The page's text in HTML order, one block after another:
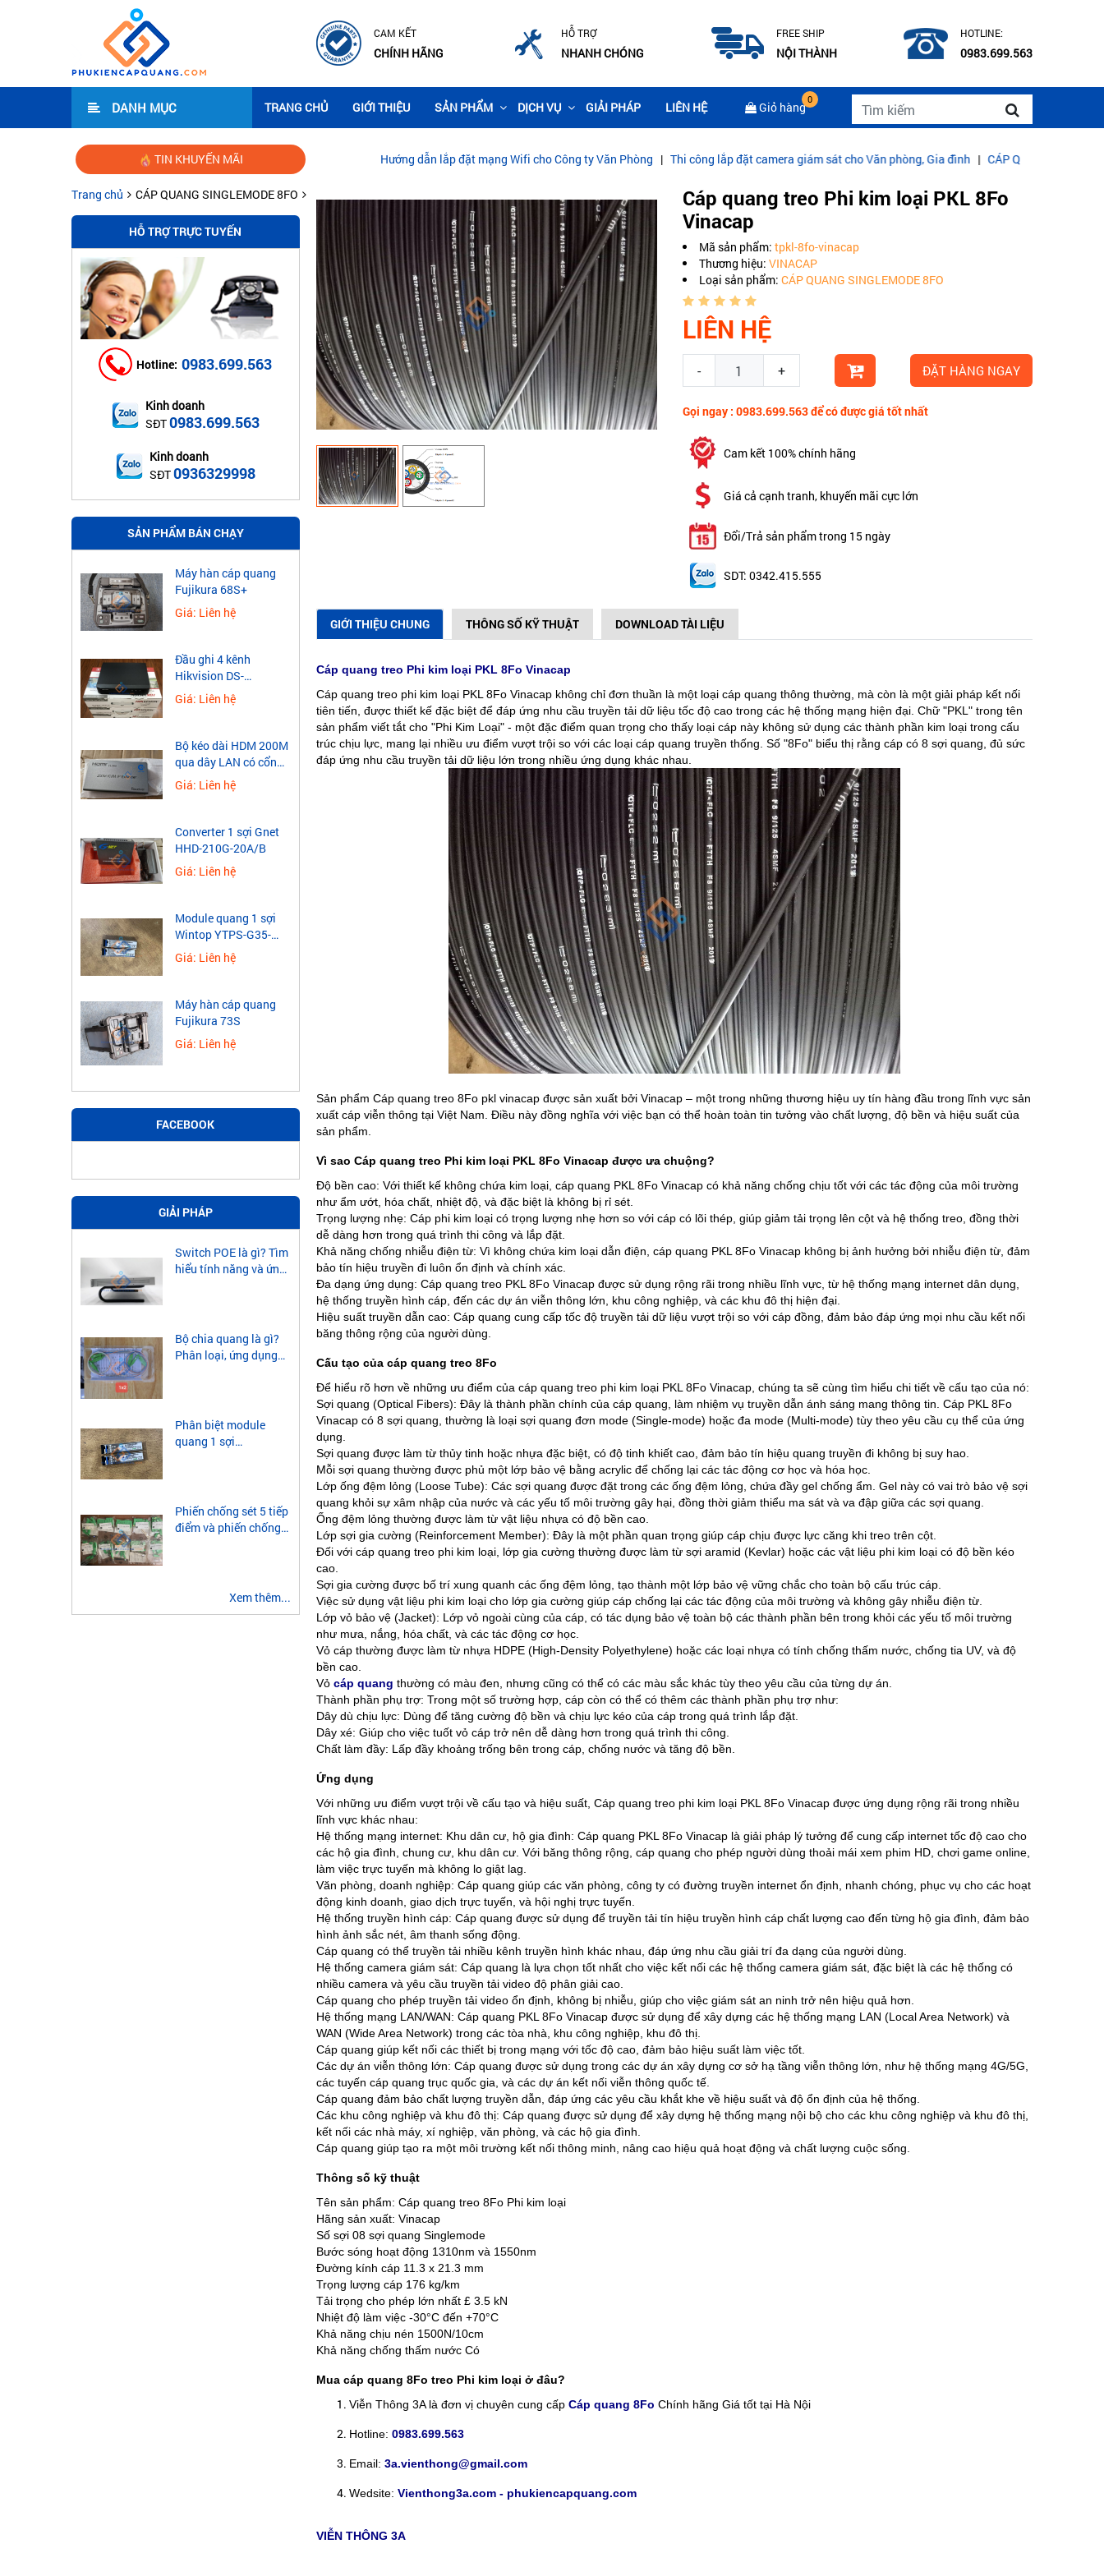
CAM KẾT
CHÍNH HÃNG
HỖ TRỢ
NHANH CHÓNG
FREE SHIP
NỘI THÀNH
HOTLINE:
0983.699.563
DANH MỤC TRANG CHỦ GIỚI THIỆU SẢN PHẨM DỊCH VỤ GIẢI PHÁP LIÊN HỆ Giỏ hàng
0
TIN KHUYẾN MÃI Hướng dẫn lắp đặt mạng Wifi cho Công ty Văn Phòng |Thi công lắp đặt camera giám sát cho Văn phòng, Gia đình|CÁP QUANG COMMSCOPE
Trang chủ CÁP QUANG SINGLEMODE 8FO
HỖ TRỢ TRỰC TUYẾN
Hotline: 0983.699.563
Kinh doanh
SĐT0983.699.563
Kinh doanh
SĐT0936329998
SẢN PHẨM BÁN CHẠY
Máy hàn cáp quang
Fujikura 68S+
Giá: Liên hệ
Đầu ghi 4 kênh
Hikvision DS-
7604NXI-K1
Giá: Liên hệ
​Bộ kéo dài HDM 200M
qua dây LAN có cổng
USB
Giá: Liên hệ
Converter 1 sợi Gnet
HHD-210G-20A/B
Giá: Liên hệ
Module quang 1 sợi
Wintop YTPS-G35-
40LD 1.25G
Giá: Liên hệ
Máy hàn cáp quang
Fujikura 73S
Giá: Liên hệ
FACEBOOK
GIẢI PHÁP
Switch POE là gì? Tìm
hiểu tính năng và ứng
Bộ chia quang là gì?
Phân loại, ứng dụng
Phân biệt module
quang 1 sợi
Phiến chống sét 5 tiếp
điểm và phiến chống
Xem thêm...
Cáp quang treo Phi kim loại PKL 8Fo
Vinacap
Mã sản phẩm: tpkl-8fo-vinacap
Thương hiệu: VINACAP
Loại sản phẩm: CÁP QUANG SINGLEMODE 8FO
LIÊN HỆ
- + ĐẶT HÀNG NGAY
Gọi ngay : 0983.699.563 để có được giá tốt nhất
Cam kết 100% chính hãng
Giá cả cạnh tranh, khuyến mãi cực lớn
Đổi/Trả sản phẩm trong 15 ngày
SDT: 0342.415.555
GIỚI THIỆU CHUNG THÔNG SỐ KỸ THUẬT DOWNLOAD TÀI LIỆU
Cáp quang treo Phi kim loại PKL 8Fo Vinacap
Cáp quang treo phi kim loại PKL 8Fo Vinacap không chỉ đơn thuần là một loại cáp quang thông thường, mà còn là một giải pháp kết nối
tiên tiến, được thiết kế đặc biệt để đáp ứng nhu cầu truyền tải dữ liệu tốc độ cao trong các hệ thống mạng hiện đại. Chữ "PKL" trong tên
sản phẩm viết tắt cho "Phi Kim Loại" - một đặc điểm quan trọng cho thấy loại cáp này không sử dụng các thành phần kim loại trong cấu
trúc chịu lực, mang lại nhiều ưu điểm vượt trội so với các loại cáp quang truyền thống. Số "8Fo" biểu thị rằng cáp có 8 sợi quang, đủ sức
đáp ứng nhu cầu truyền tải dữ liệu lớn trong nhiều ứng dụng khác nhau.
Sản phẩm Cáp quang treo 8Fo pkl vinacap được sản xuất bởi Vinacap – một trong những thương hiệu uy tín hàng đầu trong lĩnh vực sản
xuất cáp viễn thông tại Việt Nam. Điều này đồng nghĩa với việc bạn có thể hoàn toàn tin tưởng vào chất lượng, độ bền và hiệu suất của
sản phẩm.
Vì sao Cáp quang treo Phi kim loại PKL 8Fo Vinacap được ưa chuộng?
Độ bền cao: Với thiết kế không chứa kim loại, cáp quang PKL 8Fo Vinacap có khả năng chống chịu tốt với các tác động của môi trường
như ẩm ướt, hóa chất, nhiệt độ, và đặc biệt là không bị rỉ sét.
Trọng lượng nhẹ: Cáp phi kim loại có trọng lượng nhẹ hơn so với cáp có lõi thép, giúp giảm tải trọng lên cột và hệ thống treo, đồng thời
dễ dàng hơn trong quá trình thi công và lắp đặt.
Khả năng chống nhiễu điện từ: Vì không chứa kim loại dẫn điện, cáp quang PKL 8Fo Vinacap không bị ảnh hưởng bởi nhiễu điện từ, đảm
bảo tín hiệu truyền đi luôn ổn định và chính xác.
Đa dạng ứng dụng: Cáp quang treo PKL 8Fo Vinacap được sử dụng rộng rãi trong nhiều lĩnh vực, từ hệ thống mạng internet dân dụng,
hệ thống truyền hình cáp, đến các dự án viễn thông lớn, khu công nghiệp, và các khu đô thị hiện đại.
Hiệu suất truyền dẫn cao: Cáp quang cung cấp tốc độ truyền tải dữ liệu vượt trội so với cáp đồng, đảm bảo đáp ứng mọi nhu cầu kết nối
băng thông rộng của người dùng.
Cấu tạo của cáp quang treo 8Fo
Để hiểu rõ hơn về những ưu điểm của cáp quang treo phi kim loại PKL 8Fo Vinacap, chúng ta sẽ cùng tìm hiểu chi tiết về cấu tạo của nó:
Sợi quang (Optical Fibers): Đây là thành phần chính của cáp quang, làm nhiệm vụ truyền dẫn ánh sáng mang thông tin. Cáp PKL 8Fo
Vinacap có 8 sợi quang, thường là loại sợi quang đơn mode (Single-mode) hoặc đa mode (Multi-mode) tùy theo yêu cầu cụ thể của ứng
dụng.
Sợi quang được làm từ thủy tinh hoặc nhựa đặc biệt, có độ tinh khiết cao, đảm bảo tín hiệu quang truyền đi không bị suy hao.
Mỗi sợi quang thường được phủ một lớp bảo vệ bằng acrylic để chống lại các tác động cơ học và hóa học.
Lớp ống đệm lỏng (Loose Tube): Các sợi quang được đặt trong các ống đệm lỏng, chứa đầy gel chống ẩm. Gel này có vai trò bảo vệ sợi
quang khỏi sự xâm nhập của nước và các yếu tố môi trường gây hại, đồng thời giảm thiểu ma sát và va đập giữa các sợi quang.
Ống đệm lỏng thường được làm từ vật liệu nhựa có độ bền cao.
Lớp sợi gia cường (Reinforcement Member): Đây là một phần quan trọng giúp cáp chịu được lực căng khi treo trên cột.
Đối với cáp quang treo phi kim loại, lớp gia cường thường được làm từ sợi aramid (Kevlar) hoặc các vật liệu phi kim loại có độ bền kéo
cao.
Sợi gia cường được bố trí xung quanh các ống đệm lỏng, tạo thành một lớp bảo vệ vững chắc cho toàn bộ cấu trúc cáp.
Việc sử dụng vật liệu phi kim loại cho lớp gia cường giúp cáp chống lại các tác động của môi trường và không gây nhiễu điện từ.
Lớp vỏ bảo vệ (Jacket): Lớp vỏ ngoài cùng của cáp, có tác dụng bảo vệ toàn bộ các thành phần bên trong khỏi các yếu tố môi trường
như mưa, nắng, hóa chất, và các tác động cơ học.
Vỏ cáp thường được làm từ nhựa HDPE (High-Density Polyethylene) hoặc các loại nhựa có tính chống thấm nước, chống tia UV, và độ
bền cao.
Vỏ cáp quang thường có màu đen, nhưng cũng có thể có các màu sắc khác tùy theo yêu cầu của từng dự án.
Thành phần phụ trợ: Trong một số trường hợp, cáp còn có thể có thêm các thành phần phụ trợ như:
Dây dù chịu lực: Dùng để tăng cường độ bền và chịu lực kéo của cáp trong quá trình lắp đặt.
Dây xé: Giúp cho việc tuốt vỏ cáp trở nên dễ dàng hơn trong quá trình thi công.
Chất làm đầy: Lấp đầy khoảng trống bên trong cáp, chống nước và tăng độ bền.
Ứng dụng
Với những ưu điểm vượt trội về cấu tạo và hiệu suất, Cáp quang treo phi kim loại PKL 8Fo Vinacap được ứng dụng rộng rãi trong nhiều
lĩnh vực khác nhau:
Hệ thống mạng internet: Khu dân cư, hộ gia đình: Cáp quang PKL 8Fo Vinacap là giải pháp lý tưởng để cung cấp internet tốc độ cao cho
các hộ gia đình, chung cư, khu dân cư. Với băng thông rộng, cáp quang cho phép người dùng thoải mái xem phim HD, chơi game online,
làm việc trực tuyến mà không lo giật lag.
Văn phòng, doanh nghiệp: Cáp quang giúp các văn phòng, công ty có đường truyền internet ổn định, nhanh chóng, phục vụ cho các hoạt
động kinh doanh, giao dịch trực tuyến, và hội nghị trực tuyến.
Hệ thống truyền hình cáp: Cáp quang được sử dụng để truyền tải tín hiệu truyền hình cáp chất lượng cao đến từng hộ gia đình, đảm bảo
hình ảnh sắc nét, âm thanh sống động.
Cáp quang có thể truyền tải nhiều kênh truyền hình khác nhau, đáp ứng nhu cầu giải trí đa dạng của người dùng.
Hệ thống camera giám sát: Cáp quang là lựa chọn tốt nhất cho việc kết nối các hệ thống camera giám sát, đặc biệt là các hệ thống có
nhiều camera và yêu cầu truyền tải video độ phân giải cao.
Cáp quang cho phép truyền tải video ổn định, không bị nhiễu, giúp cho việc giám sát an ninh trở nên hiệu quả hơn.
Hệ thống mạng LAN/WAN: Cáp quang PKL 8Fo Vinacap được sử dụng để xây dựng các hệ thống mạng LAN (Local Area Network) và
WAN (Wide Area Network) trong các tòa nhà, khu công nghiệp, khu đô thị.
Cáp quang giúp kết nối các thiết bị trong mạng với tốc độ cao, đảm bảo hiệu suất làm việc tốt.
Các dự án viễn thông lớn: Cáp quang được sử dụng trong các dự án xây dựng cơ sở hạ tầng viễn thông lớn, như hệ thống mạng 4G/5G,
các tuyến cáp quang trục quốc gia, và các dự án kết nối viễn thông quốc tế.
Cáp quang đảm bảo chất lượng truyền dẫn, đáp ứng các yêu cầu khắt khe về hiệu suất và độ ổn định của hệ thống.
Các khu công nghiệp và khu đô thị: Cáp quang được sử dụng để xây dựng hệ thống mạng nội bộ cho các khu công nghiệp và khu đô thị,
kết nối các nhà máy, xí nghiệp, văn phòng, và các hộ gia đình.
Cáp quang giúp tạo ra một môi trường kết nối thông minh, nâng cao hiệu quả hoạt động và chất lượng cuộc sống.
Thông số kỹ thuật
Tên sản phẩm: Cáp quang treo 8Fo Phi kim loại
Hãng sản xuất: Vinacap
Số sợi 08 sợi quang Singlemode
Bước sóng hoạt động 1310nm và 1550nm
Đường kính cáp 11.3 x 21.3 mm
Trọng lượng cáp 176 kg/km
Tải trọng cho phép lớn nhất £ 3.5 kN
Nhiệt độ làm việc -30°C đến +70°C
Khả năng chịu nén 1500N/10cm
Khả năng chống thấm nước Có
Mua cáp quang 8Fo treo Phi kim loại ở đâu?
Viễn Thông 3A là đơn vị chuyên cung cấp Cáp quang 8Fo Chính hãng Giá tốt tại Hà Nội
Hotline: 0983.699.563
Email: 3a.vienthong@gmail.com
Wedsite: Vienthong3a.com - phukiencapquang.com
VIỄN THÔNG 3A